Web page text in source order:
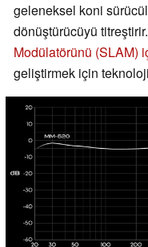
geleneksel koni
dönüştürücüyü
Modülatörünü (SLAM)
geliştirmek için